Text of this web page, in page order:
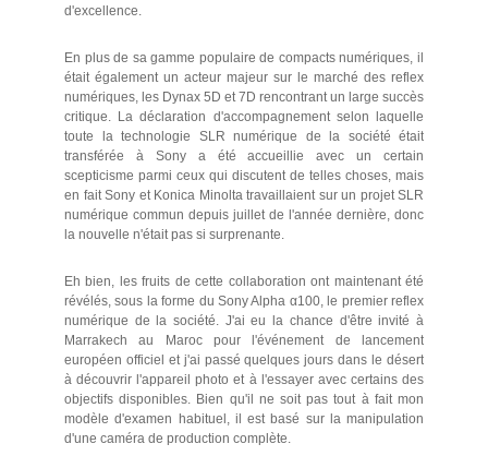
d'excellence.
En plus de sa gamme populaire de compacts numériques, il
était également un acteur majeur sur le marché des reflex
numériques, les Dynax 5D et 7D rencontrant un large succès
critique. La déclaration d'accompagnement selon laquelle
toute la technologie SLR numérique de la société était
transférée à Sony a été accueillie avec un certain
scepticisme parmi ceux qui discutent de telles choses, mais
en fait Sony et Konica Minolta travaillaient sur un projet SLR
numérique commun depuis juillet de l'année dernière, donc
la nouvelle n'était pas si surprenante.
Eh bien, les fruits de cette collaboration ont maintenant été
révélés, sous la forme du Sony Alpha α100, le premier reflex
numérique de la société. J'ai eu la chance d'être invité à
Marrakech au Maroc pour l'événement de lancement
européen officiel et j'ai passé quelques jours dans le désert
à découvrir l'appareil photo et à l'essayer avec certains des
objectifs disponibles. Bien qu'il ne soit pas tout à fait mon
modèle d'examen habituel, il est basé sur la manipulation
d'une caméra de production complète.